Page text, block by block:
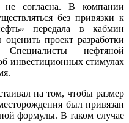
не согласна. В компании
без привязки к
передала в кабмин
проект разработки
Специалисты нефтяной
инвестиционных стимулах
на том, чтобы размер
был привязан
формулы. В таком случае